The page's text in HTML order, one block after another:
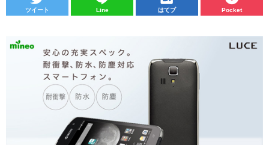
ツイート Line はてブ Pocket